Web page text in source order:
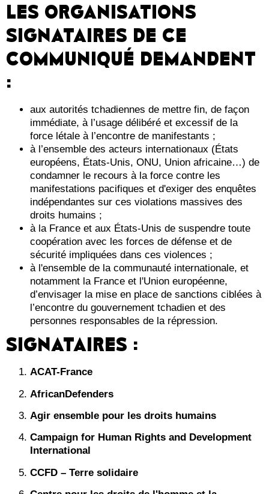
LES ORGANISATIONS
SIGNATAIRES DE CE
COMMUNIQUÉ DEMANDENT
:
aux autorités tchadiennes de mettre fin, de façon
immédiate, à l’usage délibéré et excessif de la
force létale à l’encontre de manifestants ;
à l’ensemble des acteurs internationaux (États
européens, États-Unis, ONU, Union africaine…) de
condamner le recours à la force contre les
manifestations pacifiques et d'exiger des enquêtes
indépendantes sur ces violations massives des
droits humains ;
à la France et aux États-Unis de suspendre toute
coopération avec les forces de défense et de
sécurité impliquées dans ces violences ;
à l'ensemble de la communauté internationale, et
notamment la France et l'Union européenne,
d’envisager la mise en place de sanctions ciblées à
l’encontre du gouvernement tchadien et des
personnes responsables de la répression.
SIGNATAIRES :
ACAT-France
AfricanDefenders
Agir ensemble pour les droits humains
Campaign for Human Rights and Development
International
CCFD – Terre solidaire